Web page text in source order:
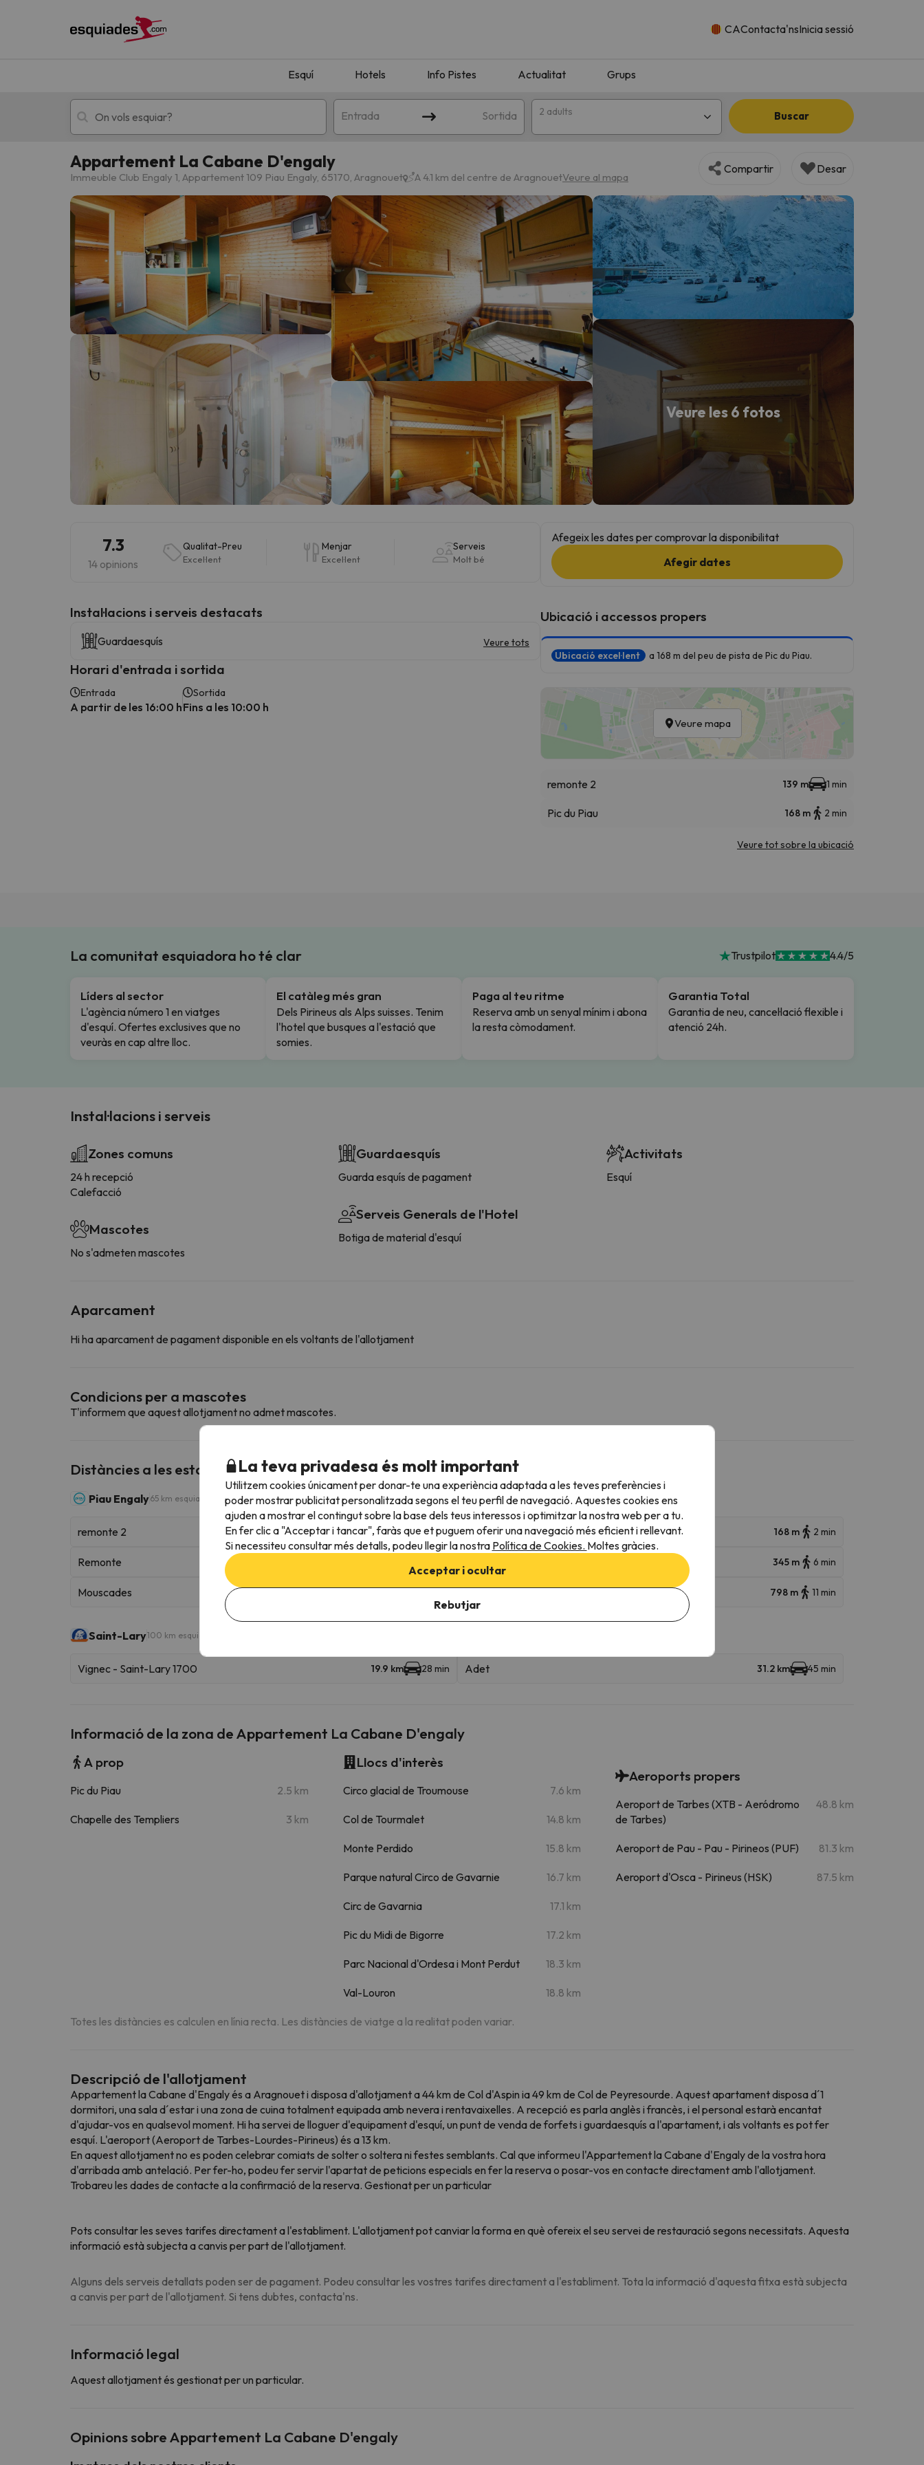
CAContacta'nsInicia sessió
Esquí Hotels Info Pistes Actualitat Grups
Entrada Sortida 2 adults Buscar
Esquí Escapades
!Vaja! No hem trobat resultats que coincideixin amb la teva cerca. Intenteu modificar la destinació.
Vaja! Sembla que el nostre cercador ha perdut el nord. Quan trobi la seva brúixola torna.
Appartement La Cabane D'engaly
Immeuble Club Engaly 1, Appartement 109 Piau Engaly, 65170, Aragnouet A 4.1 km del centre de AragnouetVeure al mapa
Compartir Desar
Veure les 6 fotos
7.3
14 opinions
Qualitat-Preu
Excel·lent
Menjar
Excel·lent
Serveis
Molt bé
Instal·lacions i serveis destacats
Guardaesquís Veure tots
Horari d'entrada i sortida
Entrada
A partir de les 16:00 h
Sortida
Fins a les 10:00 h
Afegeix les dates per comprovar la disponibilitat
Afegir dates
Ubicació i accessos propers
Ubicació excel·lent a 168 m del peu de pista de Pic du Piau.
Veure mapa
remonte 2 139 m 1 min
Pic du Piau 168 m 2 min
Veure tot sobre la ubicació
La comunitat esquiadora ho té clar Trustpilot 4.4/5
Líders al sector
L'agència número 1 en viatges
d'esquí. Ofertes exclusives que no
veuràs en cap altre lloc.
El catàleg més gran
Dels Pirineus als Alps suisses. Tenim
l'hotel que busques a l'estació que
somies.
Paga al teu ritme
Reserva amb un senyal mínim i abona
la resta còmodament.
Garantia Total
Garantia de neu, cancel·lació flexible i
atenció 24h.
Instal·lacions i serveis
Zones comuns
24 h recepció
Calefacció
Mascotes
No s'admeten mascotes
Guardaesquís
Guarda esquís de pagament
Serveis Generals de l'Hotel
Botiga de material d'esquí
Activitats
Esquí
Aparcament
Hi ha aparcament de pagament disponible en els voltants de l'allotjament
Condicions per a mascotes
T'informem que aquest allotjament no admet mascotes.
Distàncies a les estacions d'esquí properes
Piau Engaly65 km esquiables
remonte 2 139 m 1 min Pic du Piau 168 m 2 min
Remonte 345 m 6 min
Mouscades 763 m 3 min remonte 3 798 m 11 min
Saint-Lary100 km esquiables
Vignec - Saint-Lary 1700 19.9 km 28 min Adet 31.2 km 45 min
Informació de la zona de Appartement La Cabane D'engaly
A prop
Pic du Piau 2.5 km
Chapelle des Templiers 3 km
Llocs d'interès
Circo glacial de Troumouse 7.6 km
Col de Tourmalet 14.8 km
Monte Perdido 15.8 km
Parque natural Circo de Gavarnie 16.7 km
Circ de Gavarnia 17.1 km
Pic du Midi de Bigorre 17.2 km
Parc Nacional d'Ordesa i Mont Perdut 18.3 km
Val-Louron 18.8 km
Aeroports propers
Aeroport de Tarbes (XTB - Aeródromo
de Tarbes)
48.8 km
Aeroport de Pau - Pau - Pirineos (PUF) 81.3 km
Aeroport d'Osca - Pirineus (HSK) 87.5 km
Totes les distàncies es calculen en línia recta. Les distàncies de viatge a la realitat poden variar.
Descripció de l'allotjament
Appartement la Cabane d'Engaly és a Aragnouet i disposa d'allotjament a 44 km de Col d'Aspin ia 49 km de Col de Peyresourde. Aquest apartament disposa d´1
dormitori, una sala d´estar i una zona de cuina totalment equipada amb nevera i rentavaixelles. A recepció es parla anglès i francès, i el personal estarà encantat
d'ajudar-vos en qualsevol moment. Hi ha servei de lloguer d'equipament d'esquí, un punt de venda de forfets i guardaesquís a l'apartament, i als voltants es pot fer
esquí. L'aeroport (Aeroport de Tarbes-Lourdes-Pirineus) és a 13 km.
En aquest allotjament no es poden celebrar comiats de solter o soltera ni festes semblants. Cal que informeu l'Appartement la Cabane d'Engaly de la vostra hora
d'arribada amb antelació. Per fer-ho, podeu fer servir l'apartat de peticions especials en fer la reserva o posar-vos en contacte directament amb l'allotjament.
Trobareu les dades de contacte a la confirmació de la reserva. Gestionat per un particular
Pots consultar les seves tarifes directament a l'establiment. L'allotjament pot canviar la forma en què ofereix el seu servei de restauració segons necessitats. Aquesta
informació està subjecta a canvis per part de l'allotjament.
Alguns dels serveis detallats poden ser de pagament. Podeu consultar les vostres tarifes directament a l'establiment. Tota la informació d'aquesta fitxa està subjecta
a canvis per part de l'allotjament. Si tens dubtes, contacta'ns.
Informació legal
Aquest allotjament és gestionat per un particular.
Opinions sobre Appartement La Cabane D'engaly
La teva privadesa és molt important
Utilitzem cookies únicament per donar-te una experiència adaptada a les teves preferències i
poder mostrar publicitat personalitzada segons el teu perfil de navegació. Aquestes cookies ens
ajuden a mostrar el contingut sobre la base dels teus interessos i optimitzar la nostra web per a tu.
En fer clic a "Acceptar i tancar", faràs que et puguem oferir una navegació més eficient i rellevant.
Si necessiteu consultar més detalls, podeu llegir la nostra Política de Cookies. Moltes gràcies.
Acceptar i ocultar
Rebutjar